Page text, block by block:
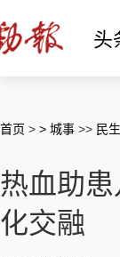
头
首页 > > 城事 >> 民生
热血助
化交融